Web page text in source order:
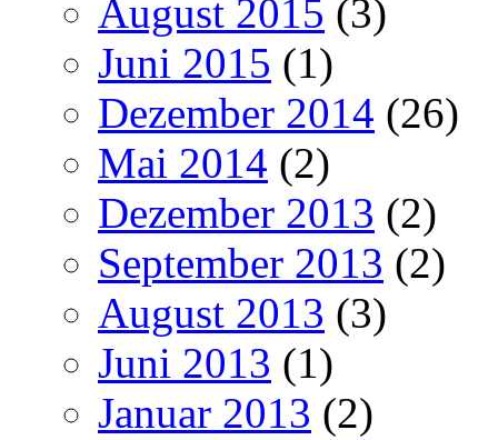
August 2015 (3)
Juni 2015 (1)
Dezember 2014 (26)
Mai 2014 (2)
Dezember 2013 (2)
September 2013 (2)
August 2013 (3)
Juni 2013 (1)
Januar 2013 (2)